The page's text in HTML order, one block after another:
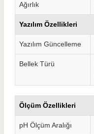
Ağırlık
Yazılım Özellikleri
Yazılım Güncelleme
Bellek Türü
Ölçüm Özellikleri
pH Ölçüm Aralığı